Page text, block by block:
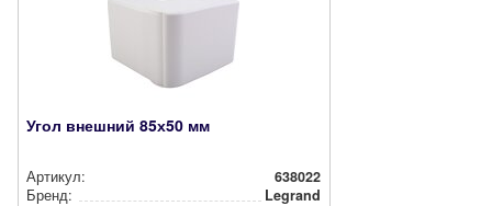
Угол внешний 85х50 мм
Артикул:
638022
Бренд:
Legrand